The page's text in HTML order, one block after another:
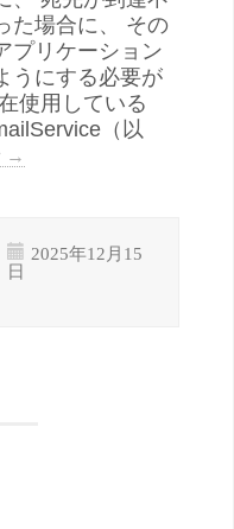
た場合に、 その
プリケーション
うにする必要が
使用している
（以
→
2025年12月15
日